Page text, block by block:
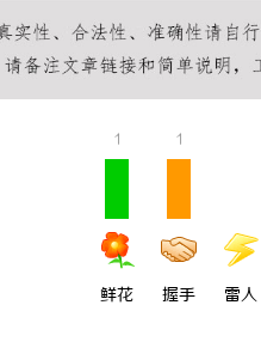
1
鲜花
1
握手 雷人
揭秘！专业充电桩项目
哪些行业秘诀？